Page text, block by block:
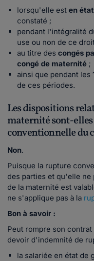
lorsqu'elle est en
constaté ;
pendant l'intégralité
use ou non de ce
au titre des congés
congé de maternité ;
ainsi que pendant les
de ces périodes.
Les dispositions
maternité sont-
conventionnelle du
Non.
Puisque la rupture
des parties et qu'elle
de la maternité est
ne s'applique pas à la
Bon à savoir :
Peut rompre son
devoir d'indemnité de
la salariée en état de